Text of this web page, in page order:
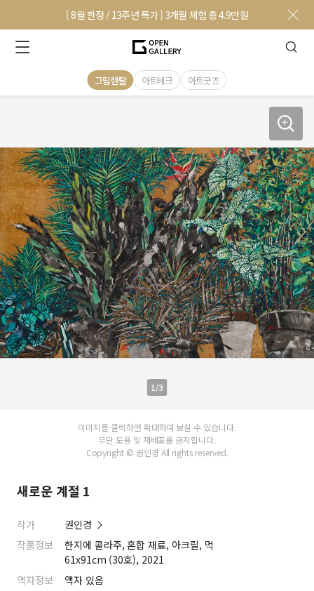
[ 8월 한정 / 13주년 특가 ] 3개월 체험 총 4.9만원
그림렌탈 아트테크 아트굿즈
1/3
이미지를 클릭하면 확대하여 보실 수 있습니다.
무단 도용 및 재배포를 금지합니다.
Copyright © 권인경 All rights reserved.
새로운 계절 1
작가
권인경
작품정보
한지에 콜라주, 혼합 재료, 아크릴, 먹
61x91cm (30호), 2021
액자정보
액자 있음